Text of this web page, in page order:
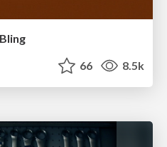
66 8.5k